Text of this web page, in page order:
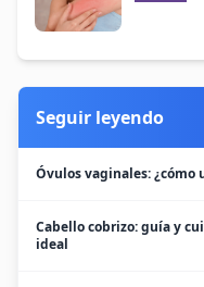
Seguir leyendo
Óvulos vaginales: ¿cómo
Cabello cobrizo: guía y
ideal